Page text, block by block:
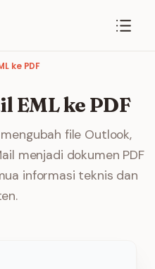
ke PDF
EML ke PDF
file Outlook,
menjadi dokumen PDF
informasi teknis dan